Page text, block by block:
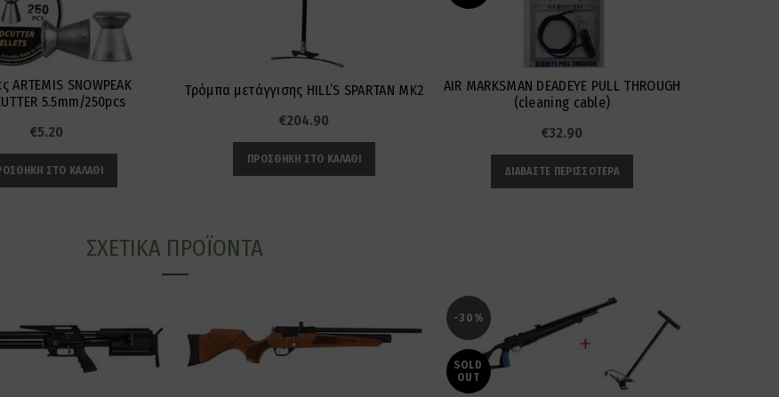
ARTEMIS SNOWPEAK
5.5mm/250pcs
€5.20
ΣΤΟ ΚΑΛΆΘΙ
Τρόμπα μετάγγισης HILL’S SPARTAN MK2
€204.90
ΠΡΟΣΘΉΚΗ ΣΤΟ ΚΑΛΆΘΙ
AIR MARKSMAN DEADEYE PULL THROUGH
(cleaning cable)
€32.90
ΔΙΑΒΆΣΤΕ ΠΕΡΙΣΣΌΤΕΡΑ
ΣΧΕΤΙΚΆ ΠΡΟΪΌΝΤΑ
-30%
SOLD
OUT